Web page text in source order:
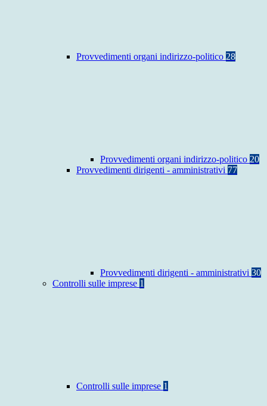
Provvedimenti organi indirizzo-politico 28
Provvedimenti organi indirizzo-politico 20
Provvedimenti dirigenti - amministrativi 77
Provvedimenti dirigenti - amministrativi 30
Controlli sulle imprese 1
Controlli sulle imprese 1